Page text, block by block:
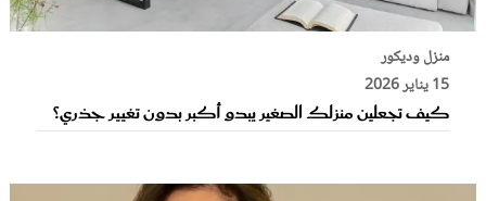
منزل وديكور
15 يناير 2026
كيف تجعلين منزلك الصغير يبدو أكبر بدون تغيير جذري؟